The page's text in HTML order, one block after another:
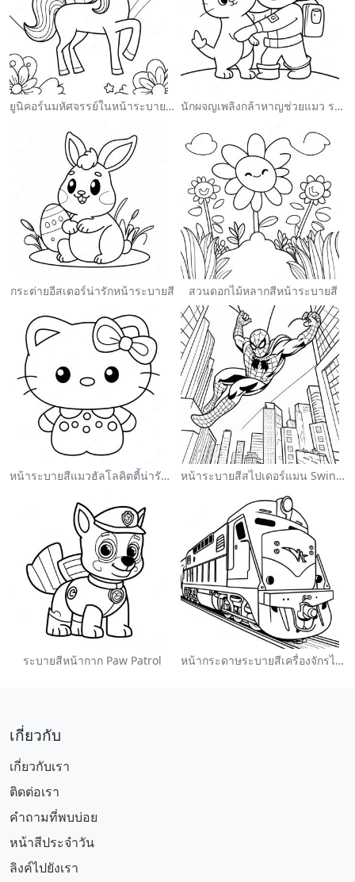
ยูนิคอร์นมหัศจรรย์ในหน้าระบายสีสายรุ้ง นักผจญเพลิงกล้าหาญช่วยแมว ระบายสี
กระต่ายอีสเตอร์น่ารักหน้าระบายสี สวนดอกไม้หลากสีหน้าระบายสี
หน้าระบายสีแมวฮัลโลคิตตี้น่ารักพร้อมโบว์ หน้าระบายสีสไปเดอร์แมน Swinging ผ่านเมือง
ระบายสีหน้ากาก Paw Patrol หน้ากระดาษระบายสีเครื่องจักรไอน้ำหลากสี
เกี่ยวกับ
เกี่ยวกับเรา
ติดต่อเรา
คำถามที่พบบ่อย
หน้าสีประจำวัน
ลิงค์ไปยังเรา